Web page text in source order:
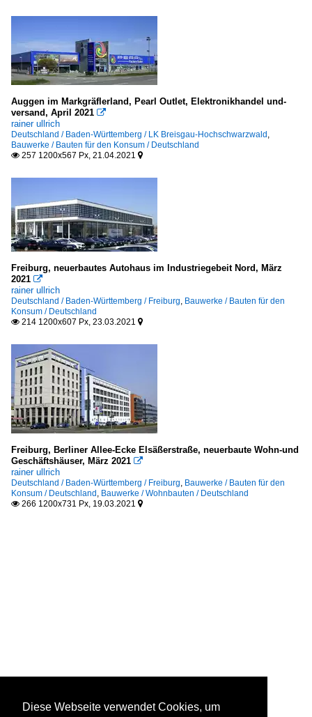
Auggen im Markgräflerland, Pearl Outlet, Elektronikhandel und-
versand, April 2021 
rainer ullrich
Deutschland / Baden-Württemberg / LK Breisgau-Hochschwarzwald ,
Bauwerke / Bauten für den Konsum / Deutschland
 257 1200x567 Px, 21.04.2021 
Freiburg, neuerbautes Autohaus im Industriegebeit Nord, März
2021 
rainer ullrich
Deutschland / Baden-Württemberg / Freiburg, Bauwerke / Bauten für den
Konsum / Deutschland
 214 1200x607 Px, 23.03.2021 
Freiburg, Berliner Allee-Ecke Elsäßerstraße, neuerbaute Wohn-und
Geschäftshäuser, März 2021 
rainer ullrich
Deutschland / Baden-Württemberg / Freiburg, Bauwerke / Bauten für den
Konsum / Deutschland , Bauwerke / Wohnbauten / Deutschland
 266 1200x731 Px, 19.03.2021 
Diese Webseite verwendet Cookies, um